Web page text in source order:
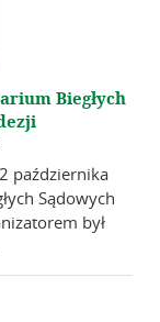
Biegłych
października
Sądowych
był